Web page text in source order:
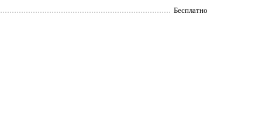
Бесплатно